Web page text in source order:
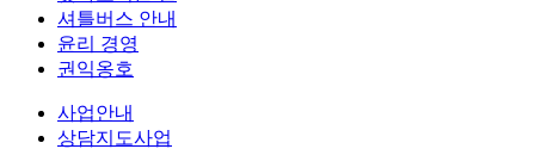
셔틀버스 안내
윤리 경영
권익옹호
사업안내
상담지도사업